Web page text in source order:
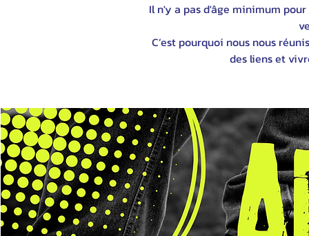
Il n'y a pas d'âge minimum
C’est pourquoi nous nous
des liens et